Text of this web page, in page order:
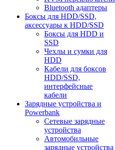
Bluetooth адаптеры
Боксы для HDD/SSD,
аксессуары к HDD/SSD
Боксы для HDD и
SSD
Чехлы и сумки для
HDD
Кабели для боксов
HDD/SSD,
интерфейсные
кабели
Зарядные устройства и
Powerbank
Сетевые зарядные
устройства
Автомобильные
зарядные устройства